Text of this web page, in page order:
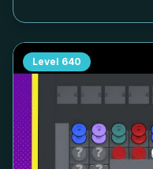
Level 640